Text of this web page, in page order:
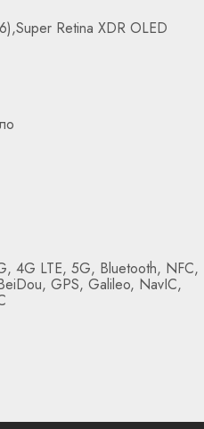
Retina XDR OLED
4G LTE, 5G, Bluetooth, NFC,
GPS, Galileo, NavIC,